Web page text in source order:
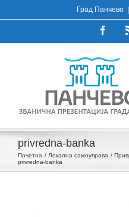
to
Град Панчево
privredna-banka
Почетна Локална самоуправа
privredna-banka